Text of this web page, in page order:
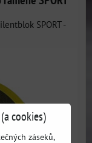
SPORT -
cookies)
záseků,